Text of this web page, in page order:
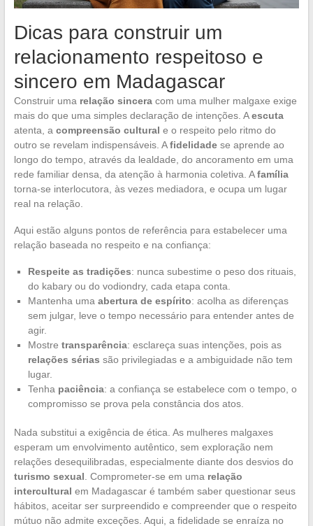
Dicas para construir um
relacionamento respeitoso e
sincero em Madagascar
Construir uma relação sinceracom uma mulher malgaxe exige
mais do que uma simples declaração de intenções. Aescuta
atenta, a compreensão cultural e o respeito pelo ritmo do
outro se revelam indispensáveis. Afidelidadese aprende ao
longo do tempo, através da lealdade, do ancoramento em uma
rede familiar densa, da atenção à harmonia coletiva. Afamília
torna-se interlocutora, às vezes mediadora, e ocupa um lugar
real na relação.
Aqui estão alguns pontos de referência para estabelecer uma
relação baseada no respeito e na confiança:
Respeite as tradições: nunca subestime o peso dos rituais,
do kabary ou do vodiondry, cada etapa conta.
Mantenha uma abertura de espírito: acolha as diferenças
sem julgar, leve o tempo necessário para entender antes de
agir.
Mostre transparência: esclareça suas intenções, pois as
relações sérias são privilegiadas e a ambiguidade não tem
lugar.
Tenha paciência: a confiança se estabelece com o tempo, o
compromisso se prova pela constância dos atos.
Nada substitui a exigência de ética. As mulheres malgaxes
esperam um envolvimento autêntico, sem exploração nem
relações desequilibradas, especialmente diante dos desvios do
turismo sexual . Comprometer-se em uma relação
intercultural em Madagascar é também saber questionar seus
hábitos, aceitar ser surpreendido e compreender que o respeito
mútuo não admite exceções. Aqui, a fidelidade se enraíza no